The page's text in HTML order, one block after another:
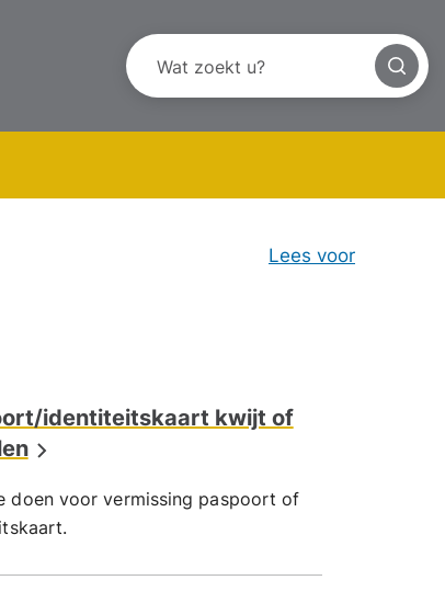
Lees voor
identiteitskaart kwijt of
doen voor vermissing paspoort of